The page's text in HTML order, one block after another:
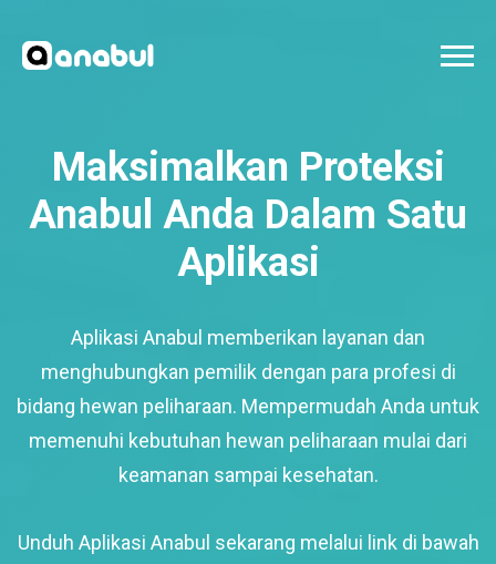
Maksimalkan Proteksi
Anabul Anda Dalam Satu
Aplikasi
Aplikasi Anabul memberikan layanan dan
menghubungkan pemilik dengan para profesi di
bidang hewan peliharaan. Mempermudah Anda untuk
memenuhi kebutuhan hewan peliharaan mulai dari
keamanan sampai kesehatan.
Unduh Aplikasi Anabul sekarang melalui link di bawah